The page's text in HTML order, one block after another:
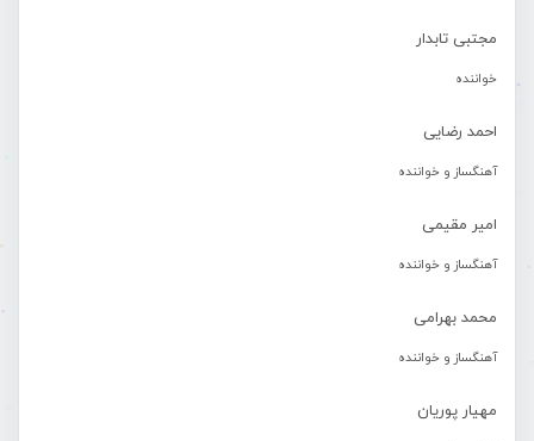
مجتبی تابدار
خواننده
احمد رضایی
آهنگساز و خواننده
امیر مقیمی
آهنگساز و خواننده
محمد بهرامی
آهنگساز و خواننده
مهیار پوریان